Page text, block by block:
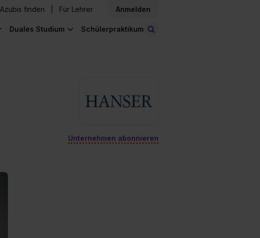
Azubis finden Für Lehrer Anmelden
Duales Studium Schülerpraktikum
Unternehmen abonnieren